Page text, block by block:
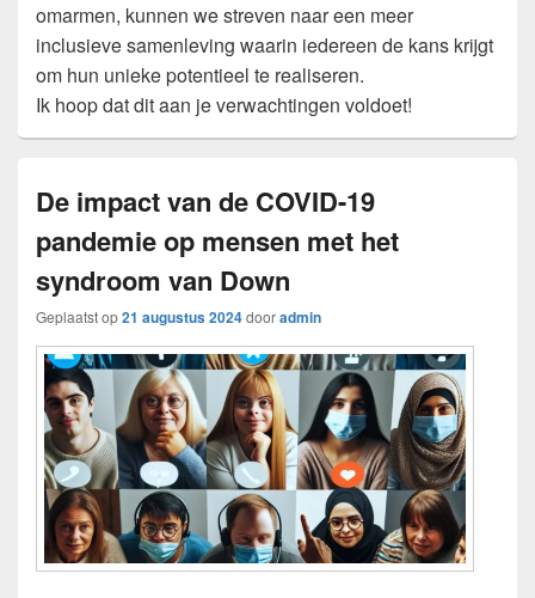
omarmen, kunnen we streven naar een meer
inclusieve samenleving waarin iedereen de kans krijgt
om hun unieke potentieel te realiseren.
Ik hoop dat dit aan je verwachtingen voldoet!
De impact van de COVID-19
pandemie op mensen met het
syndroom van Down
Geplaatst op21 augustus 2024dooradmin